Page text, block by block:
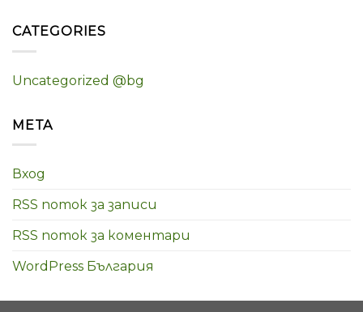
CATEGORIES
Uncategorized @bg
META
Вход
RSS поток за записи
RSS поток за коментари
WordPress България